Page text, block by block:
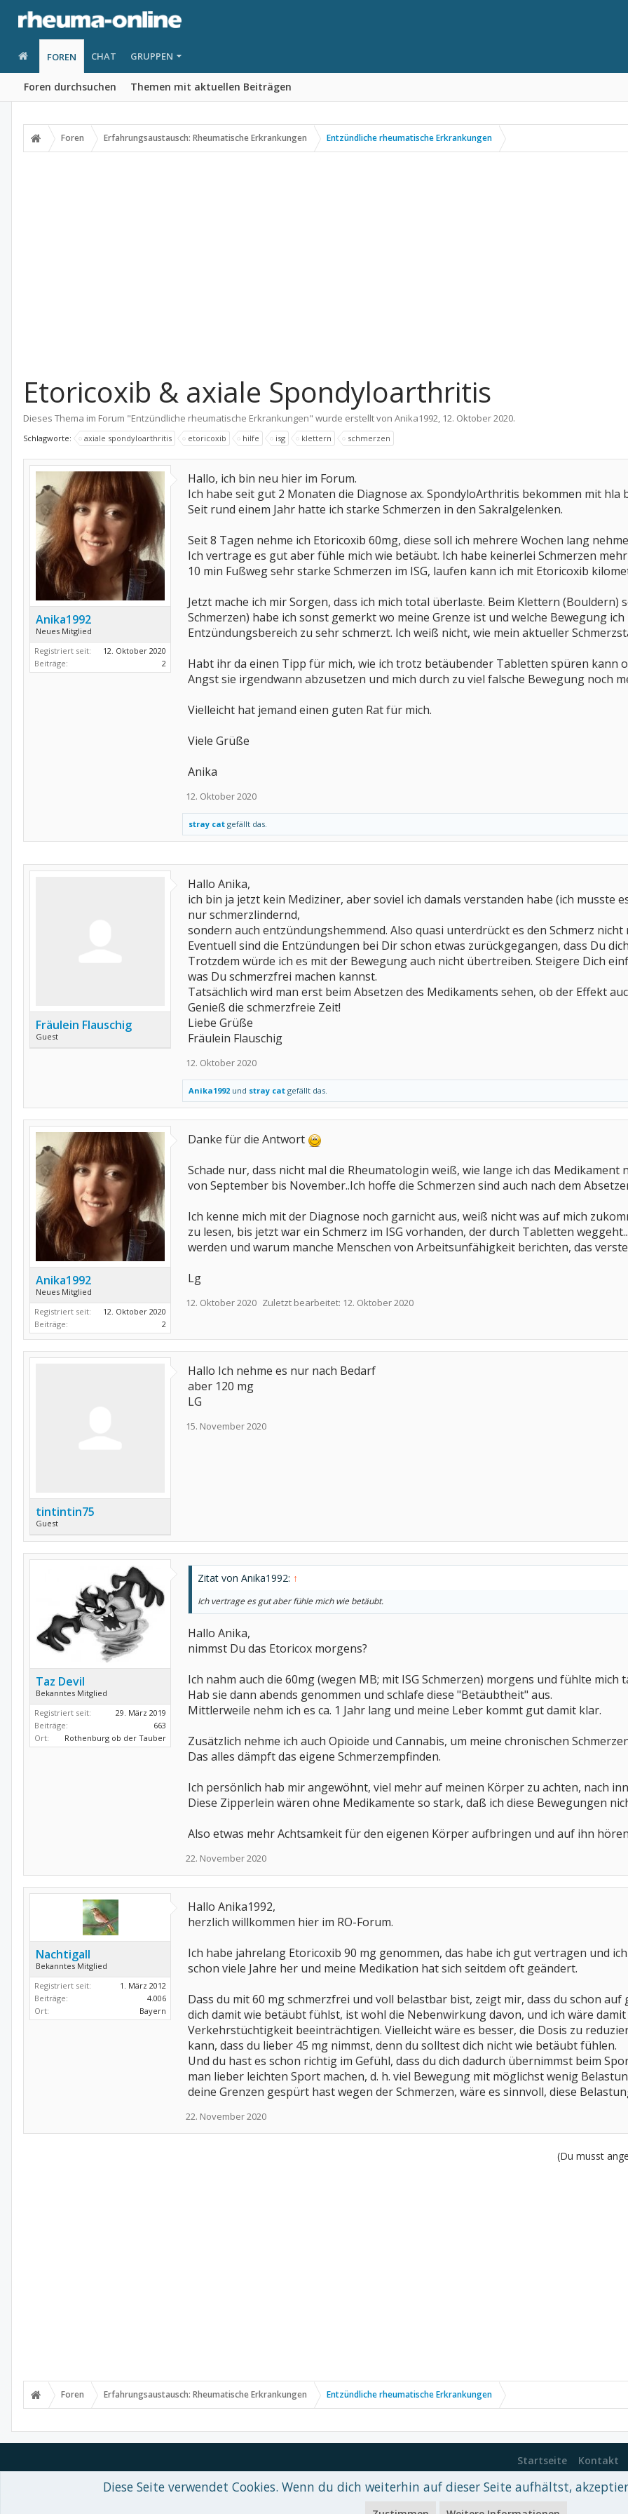
FOREN
Foren durchsuchen Themen mit aktuellen Beiträgen
CHAT GRUPPEN
Foren Erfahrungsaustausch: Rheumatische Erkrankungen Entzündliche rheumatische Erkrankungen
Etoricoxib & axiale Spondyloarthritis
Dieses Thema im Forum "Entzündliche rheumatische Erkrankungen" wurde erstellt von Anika1992, 12. Oktober 2020.
Schlagworte: axiale spondyloarthritis etoricoxib hilfe isg klettern schmerzen
Anika1992
Neues Mitglied
Registriert seit:
12. Oktober 2020
Beiträge:
2
Hallo, ich bin neu hier im Forum.
Ich habe seit gut 2 Monaten die Diagnose ax. SpondyloArthritis bekommen mit hla
Seit rund einem Jahr hatte ich starke Schmerzen in den Sakralgelenken.
Seit 8 Tagen nehme ich Etoricoxib 60mg, diese soll ich mehrere Wochen lang
Ich vertrage es gut aber fühle mich wie betäubt. Ich habe keinerlei Schmerzen
10 min Fußweg sehr starke Schmerzen im ISG, laufen kann ich mit Etoricoxib
Jetzt mache ich mir Sorgen, dass ich mich total überlaste. Beim Klettern
Schmerzen) habe ich sonst gemerkt wo meine Grenze ist und welche Bewegung
Entzündungsbereich zu sehr schmerzt. Ich weiß nicht, wie mein aktueller
Habt ihr da einen Tipp für mich, wie ich trotz betäubender Tabletten spüren kann
Angst sie irgendwann abzusetzen und mich durch zu viel falsche Bewegung noch
Vielleicht hat jemand einen guten Rat für mich.
Viele Grüße
Anika
12. Oktober 2020
stray cat gefällt das.
Fräulein Flauschig
Guest
Hallo Anika,
ich bin ja jetzt kein Mediziner, aber soviel ich damals verstanden habe (ich musste
nur schmerzlindernd,
sondern auch entzündungshemmend. Also quasi unterdrückt es den Schmerz
Eventuell sind die Entzündungen bei Dir schon etwas zurückgegangen, dass Du
Trotzdem würde ich es mit der Bewegung auch nicht übertreiben. Steigere Dich
was Du schmerzfrei machen kannst.
Tatsächlich wird man erst beim Absetzen des Medikaments sehen, ob der Effekt
Genieß die schmerzfreie Zeit!
Liebe Grüße
Fräulein Flauschig
12. Oktober 2020
Anika1992 und stray cat gefällt das.
Anika1992
Neues Mitglied
Registriert seit:
12. Oktober 2020
Beiträge:
2
Danke für die Antwort
Schade nur, dass nicht mal die Rheumatologin weiß, wie lange ich das
von September bis November..Ich hoffe die Schmerzen sind auch nach dem
Ich kenne mich mit der Diagnose noch garnicht aus, weiß nicht was auf mich
zu lesen, bis jetzt war ein Schmerz im ISG vorhanden, der durch Tabletten
werden und warum manche Menschen von Arbeitsunfähigkeit berichten, das
Lg
12. Oktober 2020 Zuletzt bearbeitet: 12. Oktober 2020
tintintin75
Guest
Hallo Ich nehme es nur nach Bedarf
aber 120 mg
LG
15. November 2020
Taz Devil
Bekanntes Mitglied
Registriert seit:
29. März 2019
Beiträge:
663
Ort:
Rothenburg ob der Tauber
Zitat von Anika1992: ↑
Ich vertrage es gut aber fühle mich wie betäubt.
Hallo Anika,
nimmst Du das Etoricox morgens?
Ich nahm auch die 60mg (wegen MB; mit ISG Schmerzen) morgens und fühlte
Hab sie dann abends genommen und schlafe diese "Betäubtheit" aus.
Mittlerweile nehm ich es ca. 1 Jahr lang und meine Leber kommt gut damit klar.
Zusätzlich nehme ich auch Opioide und Cannabis, um meine chronischen
Das alles dämpft das eigene Schmerzempfinden.
Ich persönlich hab mir angewöhnt, viel mehr auf meinen Körper zu achten, nach
Diese Zipperlein wären ohne Medikamente so stark, daß ich diese Bewegungen
Also etwas mehr Achtsamkeit für den eigenen Körper aufbringen und auf ihn
22. November 2020
Nachtigall
Bekanntes Mitglied
Registriert seit:
1. März 2012
Beiträge:
4.006
Ort:
Bayern
Hallo Anika1992,
herzlich willkommen hier im RO-Forum.
Ich habe jahrelang Etoricoxib 90 mg genommen, das habe ich gut vertragen und
schon viele Jahre her und meine Medikation hat sich seitdem oft geändert.
Dass du mit 60 mg schmerzfrei und voll belastbar bist, zeigt mir, dass du schon
dich damit wie betäubt fühlst, ist wohl die Nebenwirkung davon, und ich wäre
Verkehrstüchtigkeit beeinträchtigen. Vielleicht wäre es besser, die Dosis zu
kann, dass du lieber 45 mg nimmst, denn du solltest dich nicht wie betäubt fühlen.
Und du hast es schon richtig im Gefühl, dass du dich dadurch übernimmst beim
man lieber leichten Sport machen, d. h. viel Bewegung mit möglichst wenig
deine Grenzen gespürt hast wegen der Schmerzen, wäre es sinnvoll, diese
22. November 2020
(Du musst
Foren Erfahrungsaustausch: Rheumatische Erkrankungen Entzündliche rheumatische Erkrankungen
Startseite Kontakt
Forum software by XenForo™© 2010-2018 XenForo Ltd.-Deutsch von xenDach©2010-2017
Diese Seite verwendet Cookies. Wenn du dich weiterhin auf dieser Seite aufhältst,